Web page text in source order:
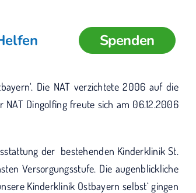
Spenden
Die NAT verzichtete 2006 auf die
Dingolfing freute sich am 06.12.2006
der bestehenden Kinderklinik St.
Versorgungsstufe. Die augenblickliche
Kinderklinik Ostbayern selbst‘ gingen